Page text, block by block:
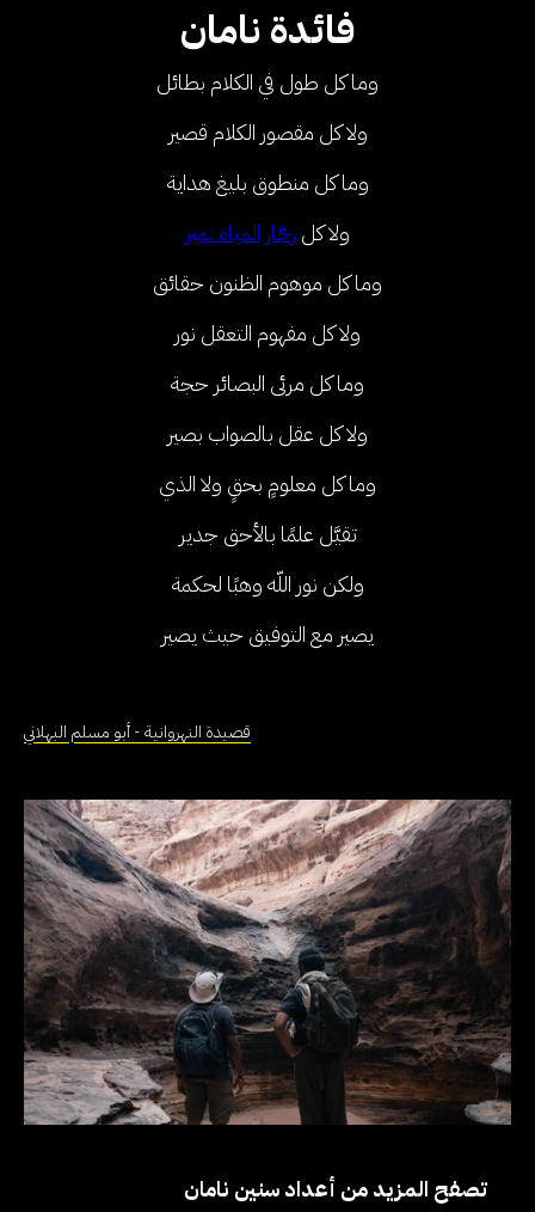
فائدة نامان
وما كل طول في الكلام بطائل
ولا كل مقصور الكلام قصير
وما كل منطوق بليغ هداية
ولا كل زحَّار المياه نمير
وما كل موهوم الظنون حقائق
ولا كل مفهوم التعقل نور
وما كل مرئى البصائر حجة
ولا كل عقل بالصواب بصير
وما كل معلومٍ بحقٍ ولا الذي
تقيَّل علمًا بالأحق جدير
ولكن نور اللّه وهبًا لحكمة
يصير مع التوفيق حيث يصير
قصيدة النهروانية - أبو مسلم البهلاني
تصفح المزيد من أعداد سنين نامان